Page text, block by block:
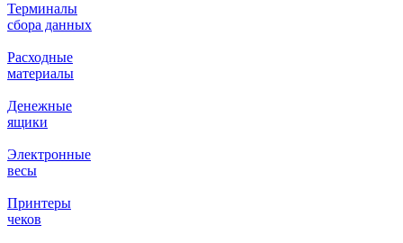
Терминалы
сбора данных
Расходные
материалы
Денежные
ящики
Электронные
весы
Принтеры
чеков